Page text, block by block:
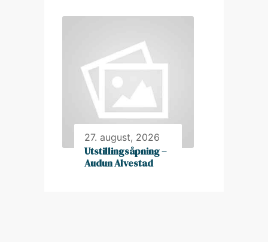
27. august, 2026
Utstillingsåpning –
Audun Alvestad